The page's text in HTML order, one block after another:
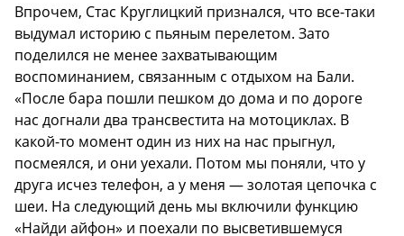
Впрочем, Стас Круглицкий признался, что все-таки
выдумал историю с пьяным перелетом. Зато
поделился не менее захватывающим
воспоминанием, связанным с отдыхом на Бали.
«После бара пошли пешком до дома и по дороге
нас догнали два трансвестита на мотоциклах. В
какой-то момент один из них на нас прыгнул,
посмеялся, и они уехали. Потом мы поняли, что у
друга исчез телефон, а у меня — золотая цепочка с
шеи. На следующий день мы включили функцию
«Найди айфон» и поехали по высветившемуся